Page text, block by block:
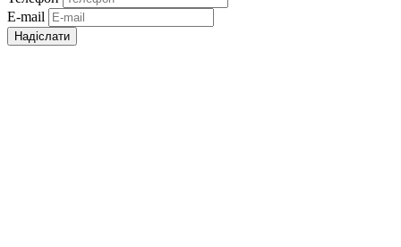
E-mail
Надіслати